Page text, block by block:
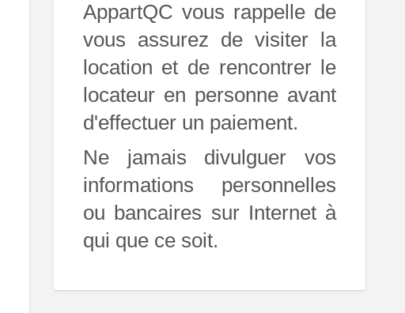
AppartQC vous rappelle de
vous assurez de visiter la
location et de rencontrer le
locateur en personne avant
d'effectuer un paiement.
Ne jamais divulguer vos
informations personnelles
ou bancaires sur Internet à
qui que ce soit.